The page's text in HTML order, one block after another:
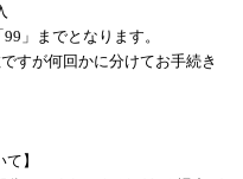
」までとなります。
すが何回かに分けてお手続き
】